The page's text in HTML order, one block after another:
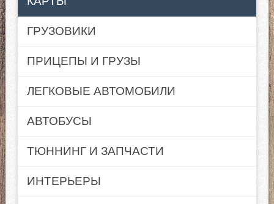
ГРУЗОВИКИ
ПРИЦЕПЫ И ГРУЗЫ
ЛЕГКОВЫЕ АВТОМОБИЛИ
АВТОБУСЫ
ТЮННИНГ И ЗАПЧАСТИ
ИНТЕРЬЕРЫ